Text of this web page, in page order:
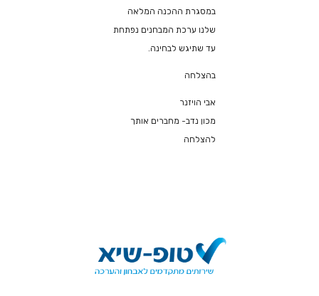
במסגרת ההכנה המלאה
שלנו ערכת המבחנים נפתחת
עד שתיגש לבחינה.
בהצלחה
אבי הויזנר
מכון נדב- מחברים אותך
להצלחה